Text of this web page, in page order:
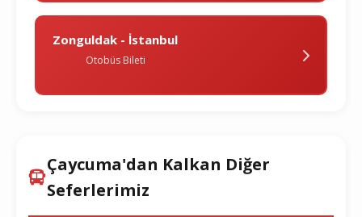
Zonguldak - İstanbul
Otobüs Bileti
Çaycuma'dan Kalkan Diğer
Seferlerimiz